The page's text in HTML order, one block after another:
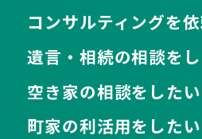
コンサルティングを
遺言・相続の相談を
空き家の相談をしたい
町家の利活用をしたい